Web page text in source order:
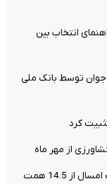
انتخاب بین
جوان توسط بانک ملی
حق بیمه تولیدی بیمه ملت در چهار ماه نخست امسال از 14.5 همت